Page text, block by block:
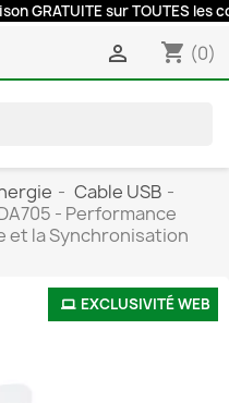
GRATUITE sur TOUTES les
shopping_cart (0)

Cable USB
- Performance
et la Synchronisation
EXCLUSIVITÉ WEB